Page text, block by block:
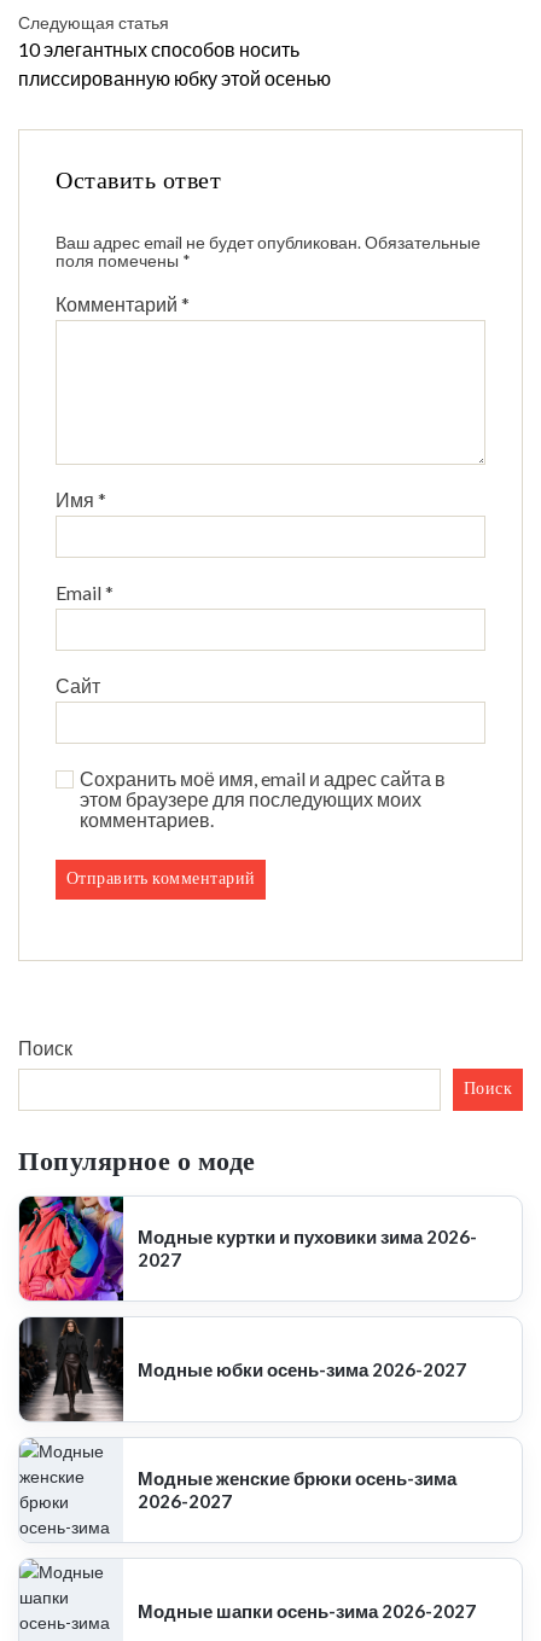
Следующая статья
10 элегантных способов носить
плиссированную юбку этой осенью
Оставить ответ
Ваш адрес email не будет опубликован.Обязательные
поля помечены *
Комментарий *
Имя *
Email*
Сайт
Сохранить моё имя, email и адрес сайта в
этом браузере для последующих моих
комментариев.
Поиск
Поиск
Популярное о моде
Модные куртки и пуховики зима 2026-
2027
Модные юбки осень-зима 2026-2027
Модные женские брюки осень-зима
2026-2027
Модные шапки осень-зима 2026-2027